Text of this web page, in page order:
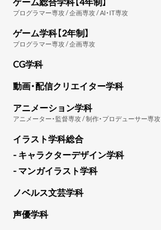
プログラマー専攻 / 企画専攻 / AI・IT専攻
ゲーム学科【2年制】
プログラマー専攻 / 企画専攻
CG学科
動画・配信クリエイター学科
アニメーション学科
アニメーター・監督専攻 / 制作・プロデューサー専攻
イラスト学科総合
- キャラクターデザイン学科
- マンガイラスト学科
ノベルス文芸学科
声優学科